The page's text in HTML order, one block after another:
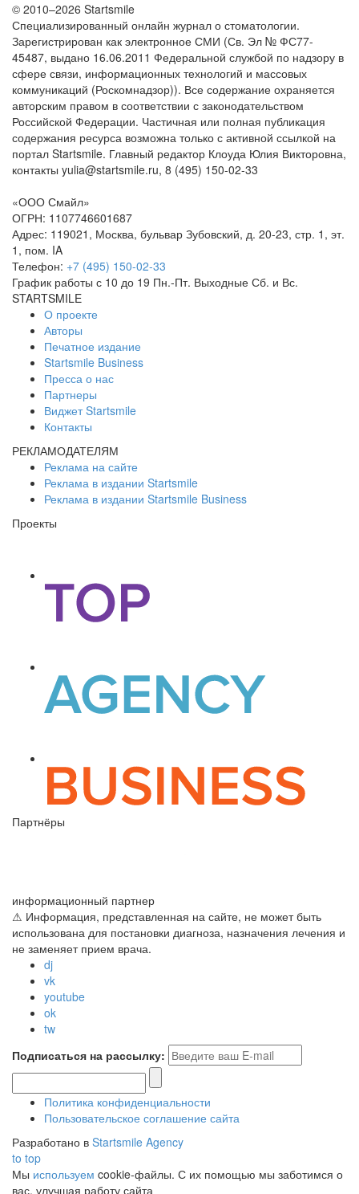
© 2010–2026 Startsmile
Специализированный онлайн журнал о стоматологии.
Зарегистрирован как электронное СМИ (Св. Эл № ФС77-
45487, выдано 16.06.2011 Федеральной службой по надзору в
сфере связи, информационных технологий и массовых
коммуникаций (Роскомнадзор)). Все содержание охраняется
авторским правом в соответствии с законодательством
Российской Федерации. Частичная или полная публикация
содержания ресурса возможна только с активной ссылкой на
портал Startsmile. Главный редактор Клоуда Юлия Викторовна,
контакты yulia@startsmile.ru, 8 (495) 150-02-33
«ООО Смайл»
ОГРН: 1107746601687
Адрес: 119021 , Москва, бульвар Зубовский, д. 20-23, стр. 1, эт.
1, пом. IA
Телефон: +7 (495) 150-02-33
График работы с 10 до 19 Пн.-Пт. Выходные Сб. и Вс.
STARTSMILE
О проекте
Авторы
Печатное издание
Startsmile Business
Пресса о нас
Партнеры
Виджет Startsmile
Контакты
РЕКЛАМОДАТЕЛЯМ
Реклама на сайте
Реклама в издании Startsmile
Реклама в издании Startsmile Business
Проекты
Партнёры
информационный партнер
⚠ Информация, представленная на сайте, не может быть
использована для постановки диагноза, назначения лечения и
не заменяет прием врача.
dj
vk
youtube
ok
tw
Подписаться на рассылку:
Политика конфиденциальности
Пользовательское соглашение сайта
Разработано в Startsmile Agency
to top
Мы используем cookie-файлы. С их помощью мы заботимся о
вас, улучшая работу сайта